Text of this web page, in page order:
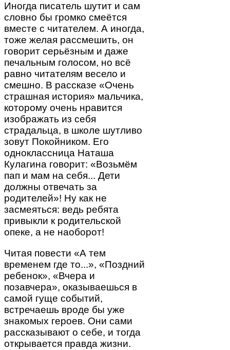
Иногда писатель шутит и сам
словно бы громко смеётся
вместе с читателем. А иногда,
тоже желая рассмешить, он
говорит серьёзным и даже
печальным голосом, но всё
равно читателям весело и
смешно. В рассказе «Очень
страшная история» мальчика,
которому очень нравится
изображать из себя
страдальца, в школе шутливо
зовут Покойником. Его
одноклассница Наташа
Кулагина говорит: «Возьмём
пап и мам на себя... Дети
должны отвечать за
родителей»! Ну как не
засмеяться: ведь ребята
привыкли к родительской
опеке, а не наоборот!
Читая повести «А тем
временем где то...», «Поздний
ребенок», «Вчера и
позавчера», оказываешься в
самой гуще событий,
встречаешь вроде бы уже
знакомых героев. Они сами
рассказывают о себе, и тогда
открывается правда жизни.